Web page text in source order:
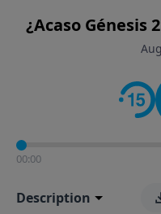
¿Acaso Génesis
00:00
Description